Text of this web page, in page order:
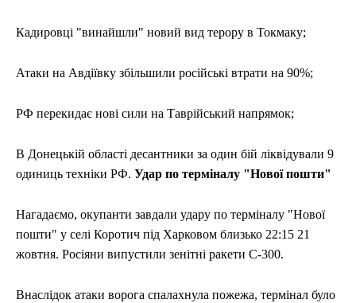
Кадировці "винайшли" новий вид терору в Токмаку;
Атаки на Авдіївку збільшили російські втрати на 90%;
РФ перекидає нові сили на Таврійський напрямок;
В Донецькій області десантники за один бій ліквідували 9
одиниць техніки РФ. Удар по терміналу "Нової пошти"
Нагадаємо, окупанти завдали удару по терміналу "Нової
пошти" у селі Коротич під Харковом близько 22:15 21
жовтня. Росіяни випустили зенітні ракети С-300.
Внаслідок атаки ворога спалахнула пожежа, термінал було